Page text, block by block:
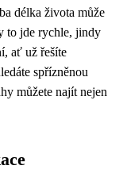
délka života může
to jde rychle, jindy
ať už řešíte
spřízněnou
můžete najít nejen